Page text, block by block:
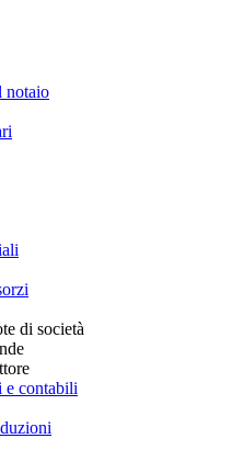
notaio
di società
contabili